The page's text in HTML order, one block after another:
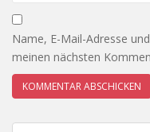
Name, E-Mail-Adresse
meinen nächsten